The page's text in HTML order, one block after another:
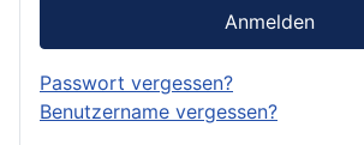
Anmelden
Passwort vergessen?
Benutzername vergessen?